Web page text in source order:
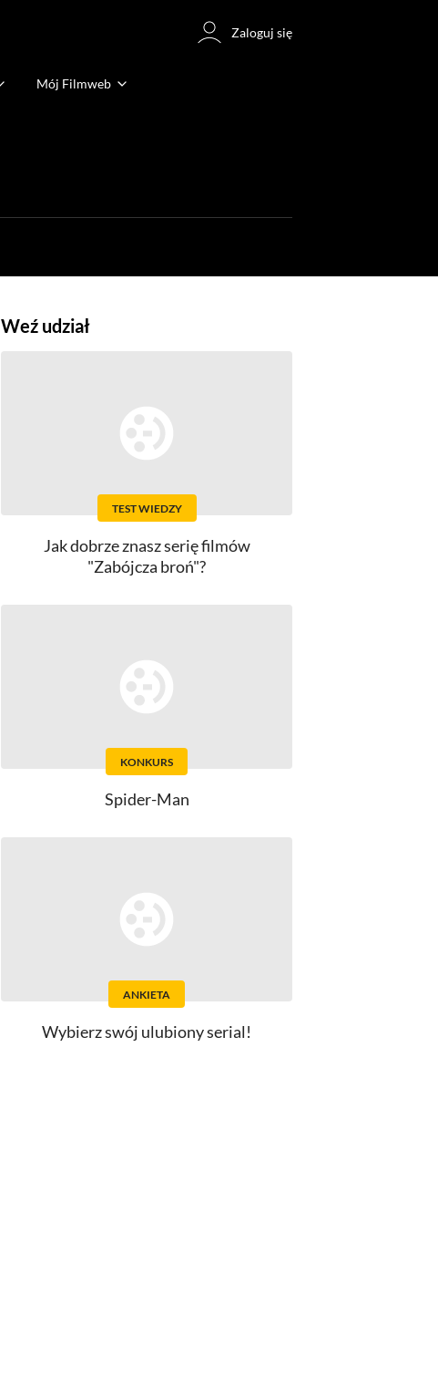
Zaloguj się
Mój Filmweb
Weź udział
TEST WIEDZY
Jak dobrze znasz serię filmów
"Zabójcza broń"?
KONKURS
Spider-Man
ANKIETA
Wybierz swój ulubiony serial!